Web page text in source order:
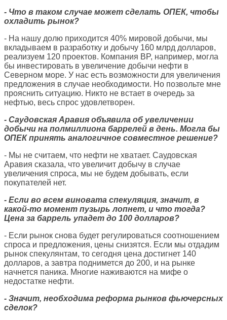
- Что в таком случае может сделать ОПЕК, чтобы
охладить рынок?
- На нашу долю приходится 40% мировой добычи, мы
вкладываем в разработку и добычу 160 млрд долларов,
реализуем 120 проектов. Компания BP, например, могла
бы инвестировать в увеличение добычи нефти в
Северном море. У нас есть возможности для увеличения
предложения в случае необходимости. Но позвольте мне
прояснить ситуацию. Никто не встает в очередь за
нефтью, весь спрос удовлетворен.
- Саудовская Аравия объявила об увеличении
добычи на полмиллиона баррелей в день. Могла бы
ОПЕК принять аналогичное совместное решение?
- Мы не считаем, что нефти не хватает. Саудовская
Аравия сказала, что увеличит добычу в случае
увеличения спроса, мы не будем добывать, если
покупателей нет.
- Если во всем виновата спекуляция, значит, в
какой-то момент пузырь лопнет, и что тогда?
Цена за баррель упадет до 100 долларов?
- Если рынок снова будет регулироваться соотношением
спроса и предложения, цены снизятся. Если мы отдадим
рынок спекулянтам, то сегодня цена достигнет 140
долларов, а завтра поднимется до 200, и на рынке
начнется паника. Многие наживаются на мифе о
недостатке нефти.
- Значит, необходима реформа рынков фьючерсных
сделок?